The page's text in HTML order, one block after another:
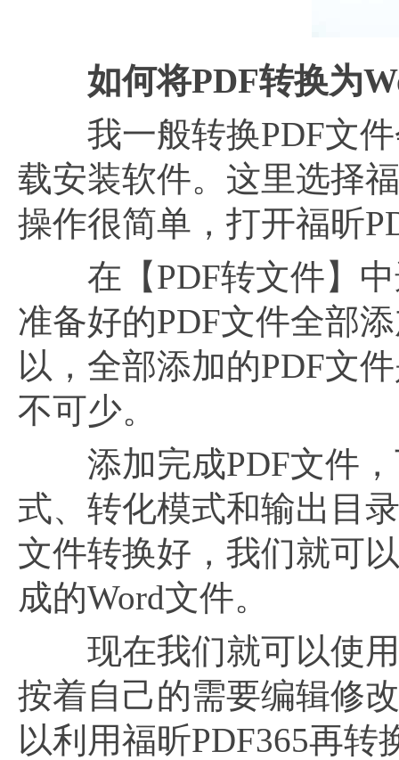
如何将PDF转换为
我一般转换PDF文件
载安装软件。这里选择
操作很简单，打开福昕
在【PDF转文件】中
准备好的PDF文件全部
以，全部添加的PDF文
不可少。
添加完成PDF文件，
式、转化模式和输出目
文件转换好，我们就可
成的Word文件。
现在我们就可以使用
按着自己的需要编辑修
以利用福昕PDF365再转